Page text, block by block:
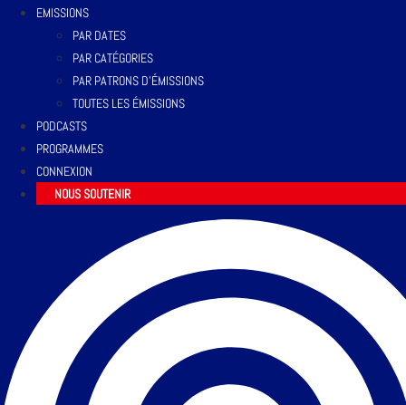
EMISSIONS
PAR DATES
PAR CATÉGORIES
PAR PATRONS D’ÉMISSIONS
TOUTES LES ÉMISSIONS
PODCASTS
PROGRAMMES
CONNEXION
NOUS SOUTENIR